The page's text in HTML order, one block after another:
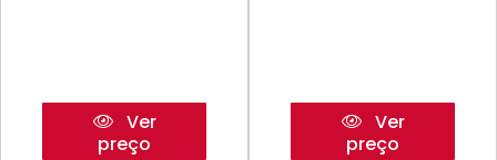
Ver
preço
Ver
preço